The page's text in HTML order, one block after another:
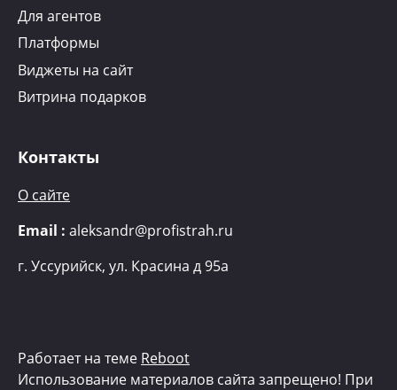
Для агентов
Платформы
Виджеты на сайт
Витрина подарков
Контакты
О сайте
Email : aleksandr@profistrah.ru
г. Уссурийск, ул. Красина д 95а
Работает на теме Reboot
Использование материалов сайта запрещено! При